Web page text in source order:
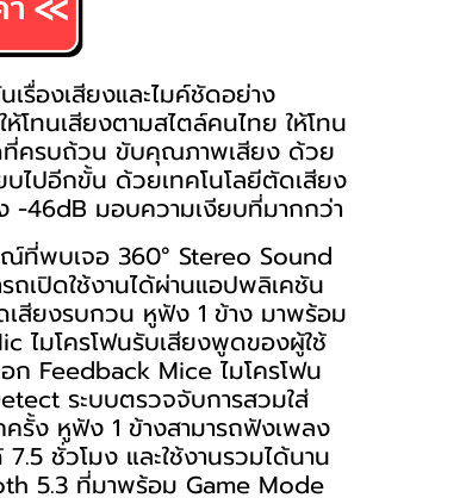
รื่องเสียงและไมค์ชัดอย่าง
ทนเสียงตามสไตล์คนไทย ให้โทน
ที่ครบถ้วน ขับคุณภาพเสียง ด้วย
ไปอีกขั้น ด้วยเทคโนโลยีตัดเสียง
46dB มอบความเงียบที่มากกว่า
ที่พบเจอ 360° Stereo Sound
เปิดใช้งานได้ผ่านแอปพลิเคชัน
สียงรบกวน หูฟัง 1 ข้าง มาพร้อม
ไมโครโฟนรับเสียงพูดของผู้ใช้
ก Feedback Mice ไมโครโฟน
ระบบตรวจจับการสวมใส่
รั้ง หูฟัง 1 ข้างสามารถฟังเพลง
ชั่วโมง และใช้งานรวมได้นาน
5.3 ที่มาพร้อม Game Mode